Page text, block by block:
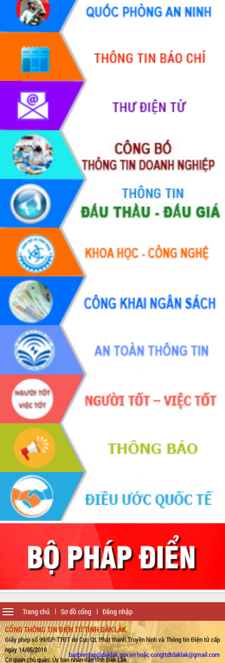
Trang chủ Sơ đồ cổng Đăng nhập
Toggle
navigation
CỔNG THÔNG TIN ĐIỆN TỬ TỈNH ĐẮK LẮK
Giấy phép số 99/GP-TTĐT do Cục QL Phát thanh Truyền hình và Thông tin Điện tử cấp
ngày 14/05/2010
Cơ quan chủ quản: Ủy ban nhân dân tỉnh Đắk Lắk
banbientap@daklak.gov.vn hoặc congttdtdaklak@gmail.com